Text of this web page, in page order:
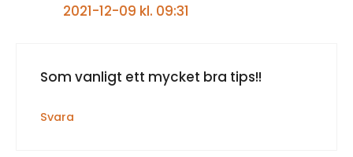
2021-12-09 kl. 09:31
Som vanligt ett mycket bra tips!!
Svara